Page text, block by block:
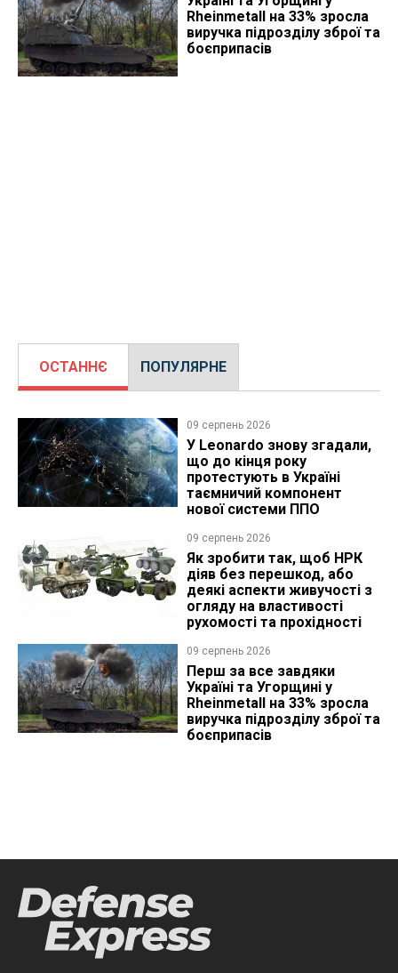
Rheinmetall на 33% зросла
виручка підрозділу зброї та
боєприпасів
ОСТАННЄ ПОПУЛЯРНЕ
09 серпень 2026
У Leonardo знову згадали,
що до кінця року
протестують в Україні
таємничий компонент
нової системи ППО
09 серпень 2026
Як зробити так, щоб НРК
діяв без перешкод, або
деякі аспекти живучості з
огляду на властивості
рухомості та прохідності
09 серпень 2026
Перш за все завдяки
Україні та Угорщині у
Rheinmetall на 33% зросла
виручка підрозділу зброї та
боєприпасів